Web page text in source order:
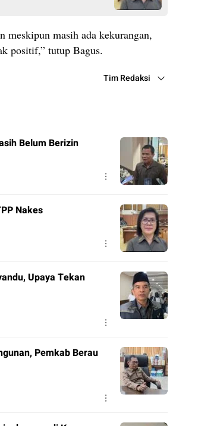
masih ada kekurangan,
positif,” tutup Bagus.
Tim Redaksi
Belum Berizin
Nakes
Upaya Tekan
Pemkab Berau